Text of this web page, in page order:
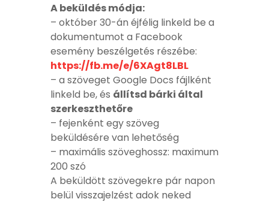
A beküldés módja:
– október 30-án éjfélig linkeld be a
dokumentumot a Facebook
esemény beszélgetés részébe:
https://fb.me/e/6XAgt8LBL
– a szöveget Google Docs fájlként
linkeld be, és állítsd bárki által
szerkeszthetőre
– fejenként egy szöveg
beküldésére van lehetőség
– maximális szöveghossz: maximum
200 szó
A beküldött szövegekre pár napon
belül visszajelzést adok neked